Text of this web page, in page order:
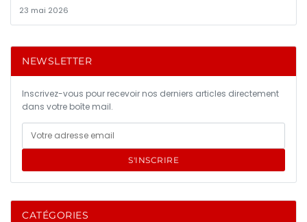
23 mai 2026
NEWSLETTER
Inscrivez-vous pour recevoir nos derniers articles directement
dans votre boîte mail.
S'INSCRIRE
CATÉGORIES